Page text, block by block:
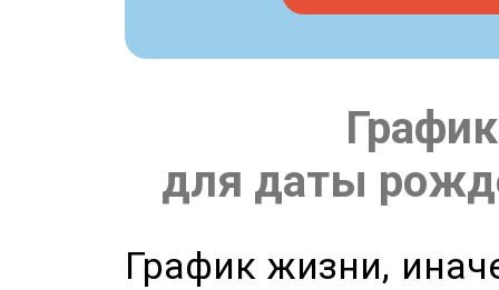
для даты
График жизни,